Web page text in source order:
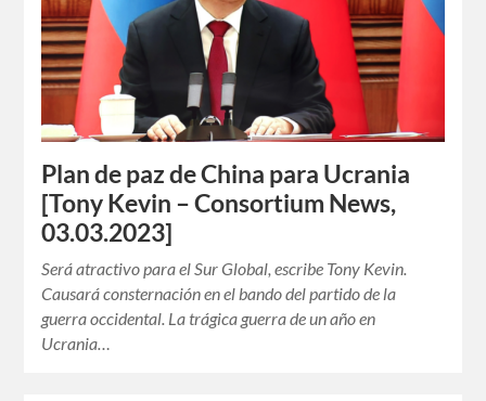
Plan de paz de China para Ucrania
[Tony Kevin – Consortium News,
03.03.2023]
Será atractivo para el Sur Global, escribe Tony Kevin.
Causará consternación en el bando del partido de la
guerra occidental. La trágica guerra de un año en
Ucrania…